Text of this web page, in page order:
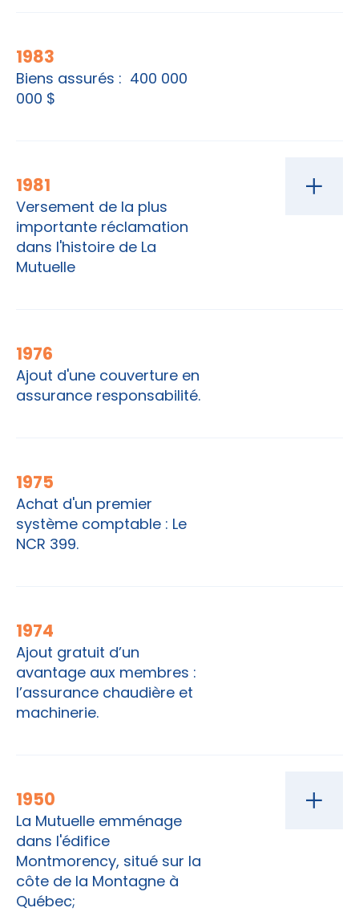
1983
Biens assurés : 400 000
000 $
1981
Versement de la plus
importante réclamation
dans l'histoire de La
Mutuelle
1976
Ajout d'une couverture en
assurance responsabilité.
1975
Achat d'un premier
système comptable : Le
NCR 399.
1974
Ajout gratuit d’un
avantage aux membres :
l’assurance chaudière et
machinerie.
1950
La Mutuelle emménage
dans l'édifice
Montmorency, situé sur la
côte de la Montagne à
Québec;